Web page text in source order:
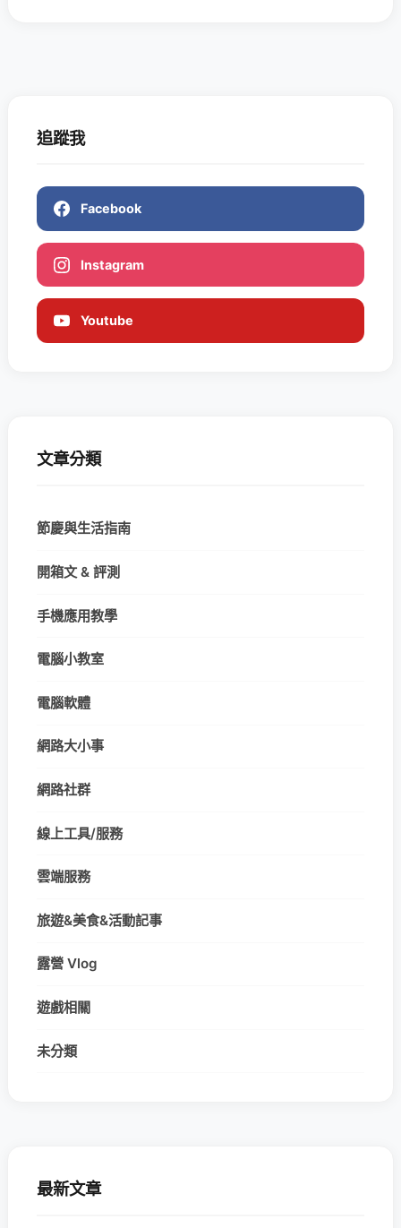
追蹤我
Facebook
Instagram
Youtube
文章分類
節慶與生活指南
開箱文 & 評測
手機應用教學
電腦小教室
電腦軟體
網路大小事
網路社群
線上工具/服務
雲端服務
旅遊&美食&活動記事
露營 Vlog
遊戲相關
未分類
最新文章